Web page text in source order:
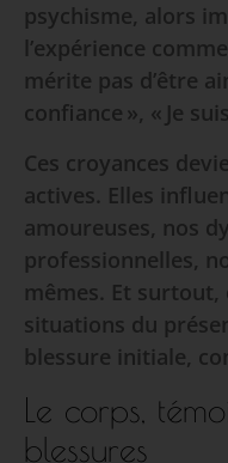
psychisme, alors
l’expérience
mérite pas d’être
confiance », « Je
Ces croyances
actives. Elles
amoureuses, nos
professionnelles,
mêmes. Et surtout,
situations du
blessure initiale,
Le corps,
blessures